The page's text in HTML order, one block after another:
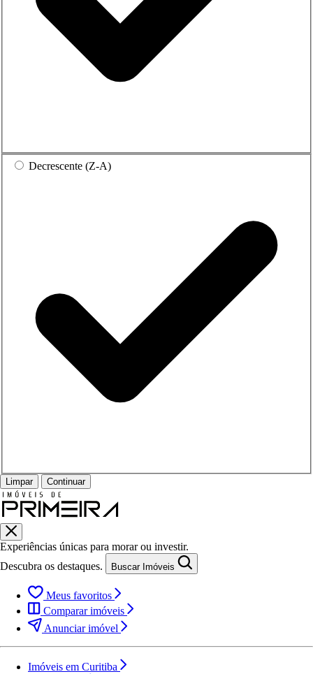
Decrescente (Z-A)
Limpar Continuar
Experiências únicas para morar ou investir.
Descubra os destaques.
Buscar Imóveis
Meus favoritos
Comparar imóveis
Anunciar imóvel
Imóveis em Curitiba